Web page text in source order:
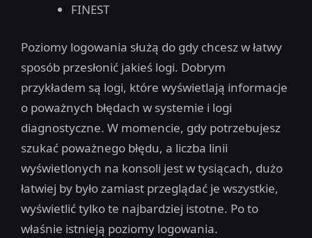
FINEST
Poziomy logowania służą do gdy chcesz w łatwy
sposób przesłonić jakieś logi. Dobrym
przykładem są logi, które wyświetlają informacje
o poważnych błędach w systemie i logi
diagnostyczne. W momencie, gdy potrzebujesz
szukać poważnego błędu, a liczba linii
wyświetlonych na konsoli jest w tysiącach, dużo
łatwiej by było zamiast przeglądać je wszystkie,
wyświetlić tylko te najbardziej istotne. Po to
właśnie istnieją poziomy logowania.